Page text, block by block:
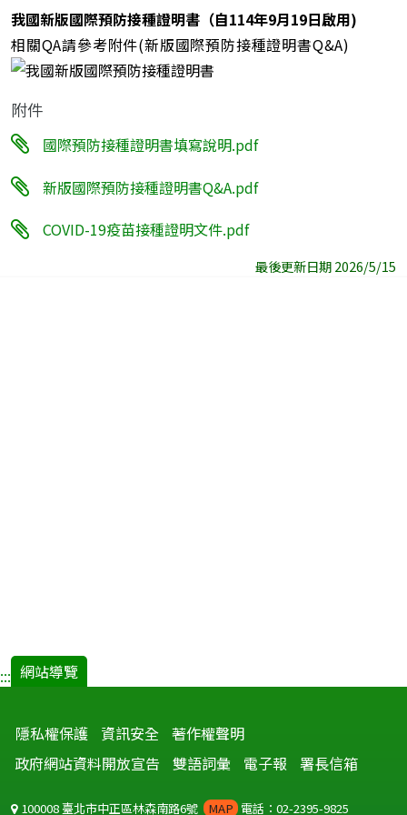
我國新版國際預防接種證明書（自114年9月19日啟用)
相關QA請參考附件(新版國際預防接種證明書Q&A)
附件
國際預防接種證明書填寫說明.pdf
新版國際預防接種證明書Q&A.pdf
COVID-19疫苗接種證明文件.pdf
最後更新日期 2026/5/15
::: 網站導覽
隱私權保護 資訊安全 著作權聲明
政府網站資料開放宣告
雙語詞彙 電子報 署長信箱
100008 臺北市中正區林森南路6號 MAP 電話：02-2395-9825